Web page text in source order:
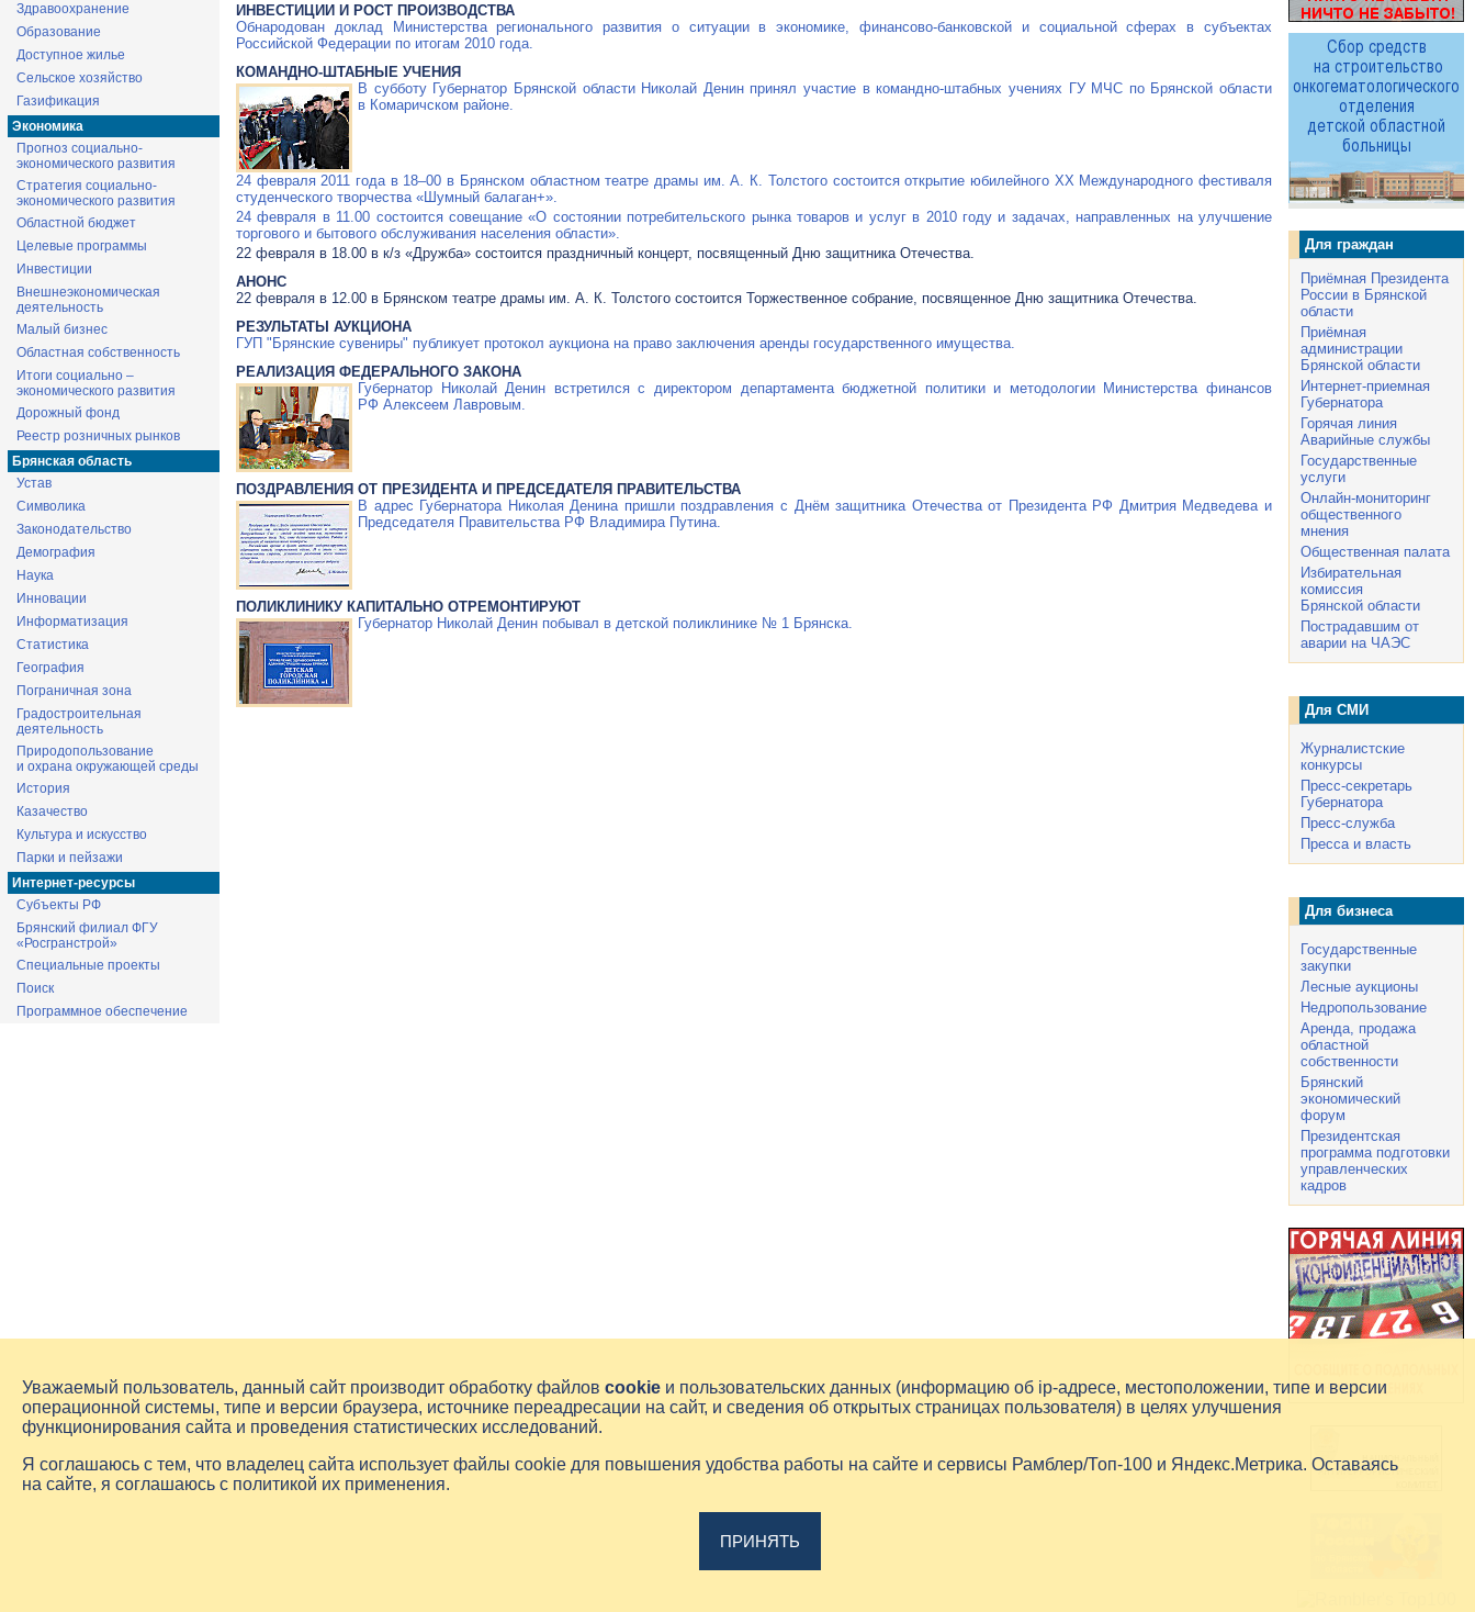
Здравоохранение
Образование
Доступное жилье
Сельское хозяйство
Газификация
Экономика
Прогноз социально-
экономического развития
Стратегия социально-
экономического развития
Областной бюджет
Целевые программы
Инвестиции
Внешнеэкономическая
деятельность
Малый бизнес
Областная собственность
Итоги социально –
экономического развития
Дорожный фонд
Реестр розничных рынков
Брянская область
Устав
Символика
Законодательство
Демография
Наука
Инновации
Информатизация
Статистика
География
Пограничная зона
Градостроительная
деятельность
Природопользование
и охрана окружающей среды
История
Казачество
Культура и искусство
Парки и пейзажи
Интернет-ресурсы
Субъекты РФ
Брянский филиал ФГУ
«Росгранстрой»
Специальные проекты
Поиск
Программное обеспечение
ИНВЕСТИЦИИ И РОСТ ПРОИЗВОДСТВА
Обнародован доклад Министерства регионального развития о ситуации в экономике,финансово-банковской и социальной сферах в субъектах
Российской Федерации по итогам 2010 года.
КОМАНДНО-ШТАБНЫЕ УЧЕНИЯ
В субботу Губернатор Брянской области Николай Денин принял участие вкомандно-штабных учениях ГУ МЧС по Брянской области
в Комаричском районе.
24 февраля 2011 года в 18–00 в Брянском областном театре драмы им.А. К. Толстогосостоится открытие юбилейного XX Международного фестиваля
студенческого творчества «Шумный балаган+».
24 февраля в 11.00 состоится совещание «О состоянии потребительского рынка товаров и услуг в 2010 году и задачах, направленных на улучшение
торгового и бытового обслуживания населения области».
22 февраля в 18.00 в к/з «Дружба» состоится праздничный концерт, посвященный Дню защитника Отечества.
АНОНС
22 февраля в 12.00 в Брянском театре драмы им. А. К. Толстого состоится Торжественное собрание, посвященное Дню защитника Отечества.
РЕЗУЛЬТАТЫ АУКЦИОНА
ГУП "Брянские сувениры" публикует протокол аукциона на право заключения аренды государственного имущества.
РЕАЛИЗАЦИЯ ФЕДЕРАЛЬНОГО ЗАКОНА
Губернатор Николай Денин встретился с директором департамента бюджетной политики и методологии Министерства финансов
РФ Алексеем Лавровым.
ПОЗДРАВЛЕНИЯ ОТ ПРЕЗИДЕНТА И ПРЕДСЕДАТЕЛЯ ПРАВИТЕЛЬСТВА
В адрес Губернатора Николая Денина пришли поздравления с Днём защитника Отечества от Президента РФ Дмитрия Медведева и
Председателя Правительства РФ Владимира Путина.
ПОЛИКЛИНИКУ КАПИТАЛЬНО ОТРЕМОНТИРУЮТ
Губернатор Николай Денин побывал в детской поликлинике № 1 Брянска.
Для граждан
Приёмная Президента
России в Брянской
области
Приёмная
администрации
Брянской области
Интернет-приемная
Губернатора
Горячая линия
Аварийные службы
Государственные
услуги
Онлайн-мониторинг
общественного
мнения
Общественная палата
Избирательная
комиссия
Брянской области
Пострадавшим от
аварии на ЧАЭС
Для СМИ
Журналистские
конкурсы
Пресс-секретарь
Губернатора
Пресс-служба
Пресса и власть
Для бизнеса
Государственные
закупки
Лесные аукционы
Недропользование
Аренда, продажа
областной
собственности
Брянский
экономический
форум
Президентская
программа подготовки
управленческих
кадров
Уважаемый пользователь, данный сайт производит обработку файлов cookie и пользовательских данных (информацию об ip-адресе, местоположении, типе и версии
операционной системы, типе и версии браузера, источнике переадресации на сайт, и сведения об открытых страницах пользователя) в целях улучшения
функционирования сайта и проведения статистических исследований.
Я соглашаюсь с тем, что владелец сайта использует файлы cookie для повышения удобства работы на сайте и сервисы Рамблер/Топ-100 и Яндекс.Метрика. Оставаясь
на сайте, я соглашаюсь с политикой их применения.
ПРИНЯТЬ